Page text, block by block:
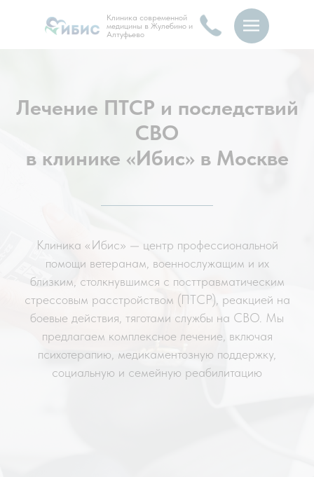
Клиника современной
медицины в Жулебино и
Алтуфьево
Лечение ПТСР и последствий
СВО
в клинике «Ибис» в Москве
Клиника «Ибис» — центр профессиональной
помощи ветеранам, военнослужащим и их
близким, столкнувшимся с посттравматическим
стрессовым расстройством (ПТСР), реакцией на
боевые действия, тяготами службы на СВО. Мы
предлагаем комплексное лечение, включая
психотерапию, медикаментозную поддержку,
социальную и семейную реабилитацию